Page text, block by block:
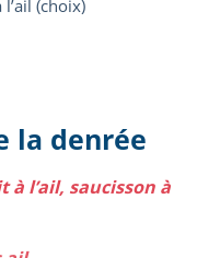
la denrée
à l’ail, saucisson à